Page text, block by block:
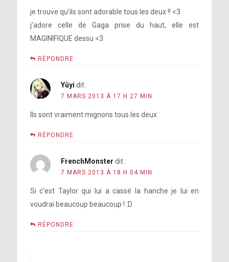
je trouve qu’ils sont adorable tous les deux !! <3
j'adore celle de Gaga prise du haut, elle est
MAGINIFIQUE dessu <3
RÉPONDRE
Yüyi dit :
7 MARS 2013 À 17 H 27 MIN
Ils sont vraiment mignons tous les deux
RÉPONDRE
FrenchMonster dit :
7 MARS 2013 À 18 H 04 MIN
Si c’est Taylor qui lui a cassé la hanche je lui en
voudrai beaucoup beaucoup ! :D
RÉPONDRE